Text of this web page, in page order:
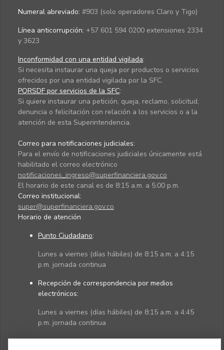
Numeral abreviado: #903 (solo operadores Claro y Tigo)
Línea anticorrupción: +57 601 594 0200 extensiones 2334
y 3623
Inconformidad con una entidad vigilada:
Si necesita instaurar una queja por productos o servicios
ofrecidos por una entidad vigilada por la SFC.
PQRSDF por servicios de la SFC:
Si quiere instaurar una petición, queja, reclamo, solicitud,
denuncia o felicitación con relación a los servicios o a la
atención de esta Superintendencia.
Correo para notificaciones judiciales:
Para el envío de notificaciones judiciales únicamente está
habilitado el correo electrónico
notificaciones_ingreso@superfinanciera.gov.co
El horario de este canal es de 8:15 a.m. a 5:00 p.m.
Correo institucional:
super@superfinanciera.gov.co
Horario de atención
Punto Ciudadano:
Lunes a viernes (días hábiles) de 8:15 a.m. a 4:15
p.m. jornada continua
Recepción de correspondencia por medios
electrónicos:
Lunes a viernes (días hábiles) de 8:15 a.m. a 4:45
p.m. jornada continua